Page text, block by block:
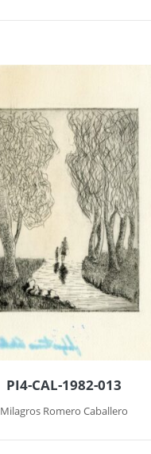
PI4-CAL-1982-013
Milagros Romero Caballero